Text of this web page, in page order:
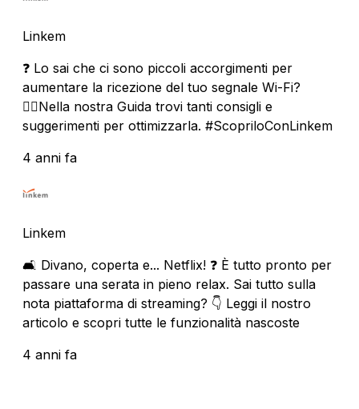
Linkem
❓ Lo sai che ci sono piccoli accorgimenti per
aumentare la ricezione del tuo segnale Wi-Fi?
🏃‍♀️Nella nostra Guida trovi tanti consigli e
suggerimenti per ottimizzarla. #ScopriloConLinkem
4 anni fa
Linkem
🛋 Divano, coperta e... Netflix! ❓ È tutto pronto per
passare una serata in pieno relax. Sai tutto sulla
nota piattaforma di streaming? 👇 Leggi il nostro
articolo e scopri tutte le funzionalità nascoste
4 anni fa